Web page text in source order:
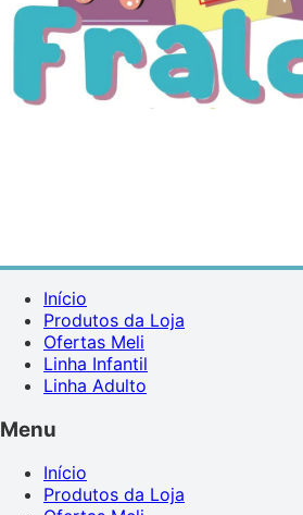
Início
Produtos da Loja
Ofertas Meli
Linha Infantil
Linha Adulto
Menu
Início
Produtos da Loja